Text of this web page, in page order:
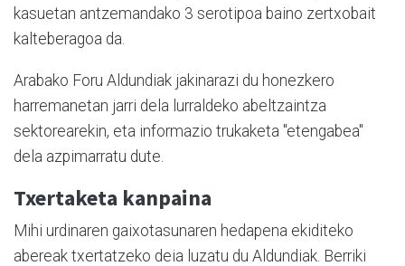
kasuetan antzemandako 3 serotipoa baino zertxobait
kalteberagoa da.
Arabako Foru Aldundiak jakinarazi du honezkero
harremanetan jarri dela lurraldeko abeltzaintza
sektorearekin, eta informazio trukaketa "etengabea"
dela azpimarratu dute.
Txertaketa kanpaina
Mihi urdinaren gaixotasunaren hedapena ekiditeko
abereak txertatzeko deia luzatu du Aldundiak. Berriki